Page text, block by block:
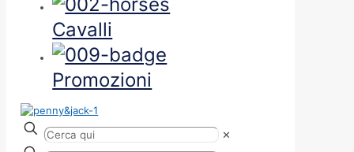
Cavalli
Promozioni
✕